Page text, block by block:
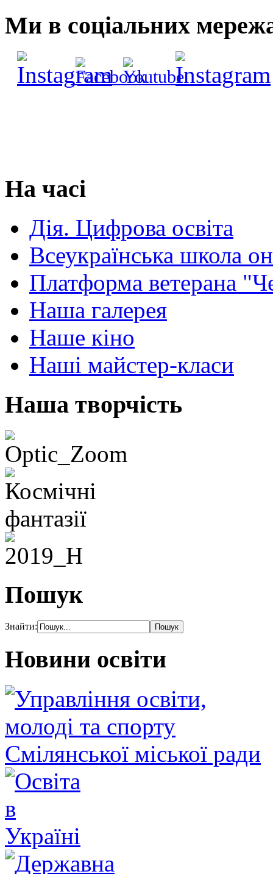
Ми в соціальних
На часі
Дія. Цифрова освіта
Всеукраїнська школа
Платформа ветерана
Наша галерея
Наше кіно
Наші майстер-класи
Наша творчість
Пошук
Знайти:
Новини освіти